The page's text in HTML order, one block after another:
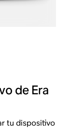
de Era
tu dispositivo